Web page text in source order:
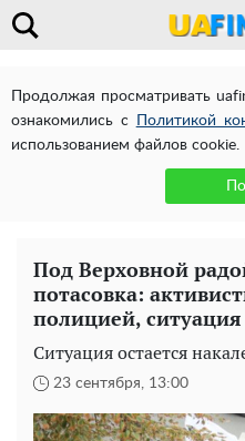
Продолжая просматривать
ознакомились с
Политикой
использованием файлов cookie.
Под Верховной
потасовка:
полицией, ситуация
Ситуация остается
23 сентября, 13:00